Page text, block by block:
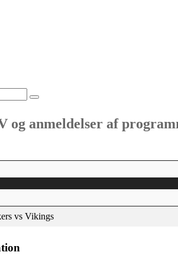
og anmeldelser af
vs Vikings